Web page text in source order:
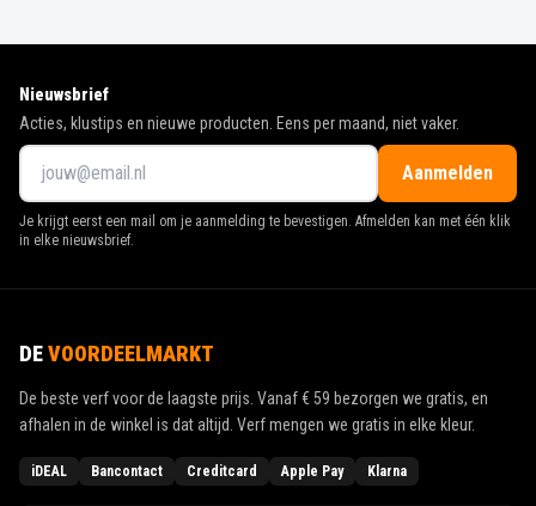
Nieuwsbrief
Acties, klustips en nieuwe producten. Eens per maand, niet vaker.
Aanmelden
Je krijgt eerst een mail om je aanmelding te bevestigen. Afmelden kan met één klik
in elke nieuwsbrief.
DEVOORDEELMARKT
De beste verf voor de laagste prijs. Vanaf€ 59 bezorgen we gratis, en
afhalen in de winkel is dat altijd. Verf mengen we gratis in elke kleur.
iDEAL Bancontact Creditcard Apple Pay Klarna